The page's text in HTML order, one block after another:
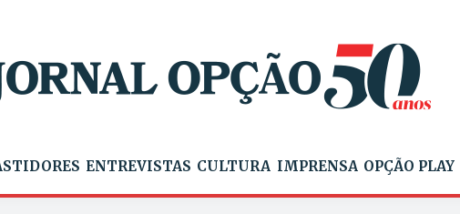
ENTREVISTAS CULTURA IMPRENSA OPÇÃO PLAY